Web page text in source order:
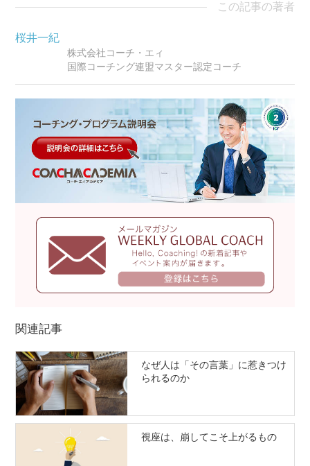
この記事の著者
桜井一紀
株式会社コーチ・エィ
国際コーチング連盟マスター認定コーチ
関連記事
なぜ人は「その言葉」に惹きつけ
られるのか
視座は、崩してこそ上がるもの